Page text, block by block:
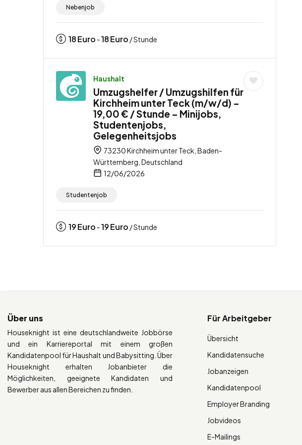
Nebenjob
18Euro -18Euro / Stunde
Haushalt
Umzugshelfer / Umzugshilfen für
Kirchheim unter Teck (m/w/d) –
19,00 € / Stunde – Minijobs,
Studentenjobs,
Gelegenheitsjobs
73230 Kirchheim unter Teck, Baden-
Württemberg, Deutschland
12/06/2026
Studentenjob
19Euro -19Euro / Stunde
Über uns
Houseknight ist eine deutschlandweite Jobbörse
und ein Karriereportal mit einem großen
Kandidatenpool für Haushalt und Babysitting. Über
Houseknight erhalten Jobanbieter die
Möglichkeiten, geeignete Kandidaten und
Bewerber aus allen Bereichen zu finden.
Für Arbeitgeber
Übersicht
Kandidatensuche
Jobanzeigen
Kandidatenpool
Employer Branding
Jobvideos
E-Mailings